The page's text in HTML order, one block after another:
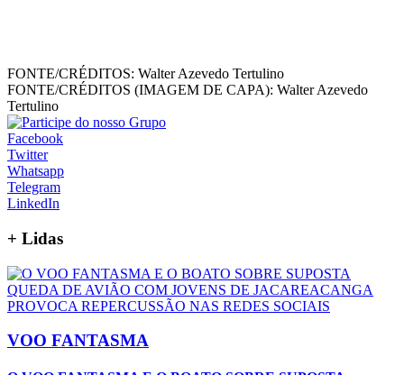
FONTE/CRÉDITOS: Walter Azevedo Tertulino
FONTE/CRÉDITOS (IMAGEM DE CAPA): Walter Azevedo
Tertulino
Facebook
Twitter
Whatsapp
Telegram
LinkedIn
+ Lidas
VOO FANTASMA